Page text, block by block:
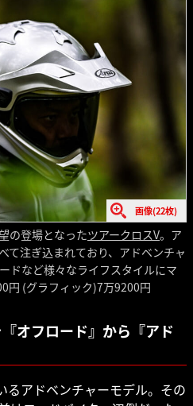
画像(22枚)
の登場となったツアークロスV。ア
て注ぎ込まれており、アドベンチャ
ドなど様々なライフスタイルにマ
円 (グラフィック)7万9200円
オフロード』から『アド
るアドベンチャーモデル。その